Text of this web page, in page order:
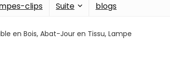
clips Suite blogs
en Bois, Abat-Jour en Tissu, Lampe